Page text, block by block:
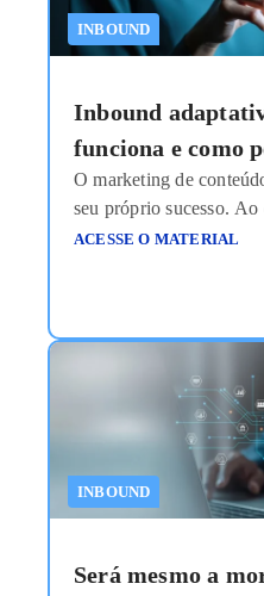
INBOUND
Inbound
funciona e como
operação na
O marketing de
seu próprio sucesso. Ao
publicação, gerou-se um
etapas pré-definidas
nutrição), tornou-se
volatilidade do
mais
ACESSE O MATERIAL
INBOUND
Será mesmo a